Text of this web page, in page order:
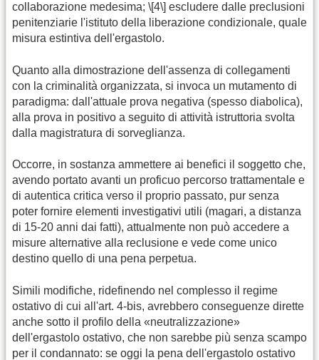
collaborazione medesima; \[4\] escludere dalle preclusioni
penitenziarie l'istituto della liberazione condizionale, quale
misura estintiva dell'ergastolo.
Quanto alla dimostrazione dell'assenza di collegamenti
con la criminalità organizzata, si invoca un mutamento di
paradigma: dall'attuale prova negativa (spesso diabolica),
alla prova in positivo a seguito di attività istruttoria svolta
dalla magistratura di sorveglianza.
Occorre, in sostanza ammettere ai benefici il soggetto che,
avendo portato avanti un proficuo percorso trattamentale e
di autentica critica verso il proprio passato, pur senza
poter fornire elementi investigativi utili (magari, a distanza
di 15-20 anni dai fatti), attualmente non può accedere a
misure alternative alla reclusione e vede come unico
destino quello di una pena perpetua.
Simili modifiche, ridefinendo nel complesso il regime
ostativo di cui all'art. 4-bis, avrebbero conseguenze dirette
anche sotto il profilo della «neutralizzazione»
dell'ergastolo ostativo, che non sarebbe più senza scampo
per il condannato: se oggi la pena dell'ergastolo ostativo